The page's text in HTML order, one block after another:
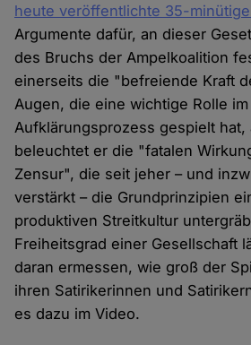
heute veröffentlichte 35-
Argumente dafür, an dieser
des Bruchs der Ampelkoalition
einerseits die "befreiende Kraft
Augen, die eine wichtige Rolle
Aufklärungsprozess gespielt hat,
beleuchtet er die "fatalen
Zensur", die seit jeher – und
verstärkt – die Grundprinzipien
produktiven Streitkultur
Freiheitsgrad einer Gesellschaft
daran ermessen, wie groß der
ihren Satirikerinnen und
es dazu im Video.